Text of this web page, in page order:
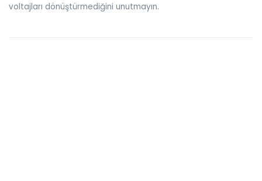
voltajları dönüştürmediğini unutmayın.